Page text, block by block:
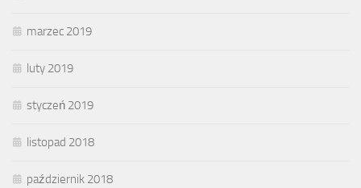
marzec 2019
luty 2019
styczeń 2019
listopad 2018
październik 2018